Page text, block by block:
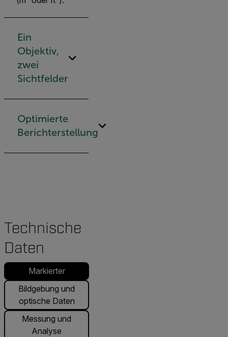
Ein
Objektiv,
zwei
Sichtfelder
Optimierte
Berichterstellung
Technische
Daten
Markierter
Bildgebung und
optische Daten
Messung und
Analyse